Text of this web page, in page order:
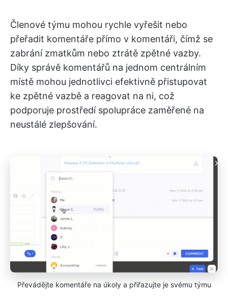
Členové týmu mohou rychle vyřešit nebo
přeřadit komentáře přímo v komentáři, čímž se
zabrání zmatkům nebo ztrátě zpětné vazby.
Díky správě komentářů na jednom centrálním
místě mohou jednotlivci efektivně přistupovat
ke zpětné vazbě a reagovat na ni, což
podporuje prostředí spolupráce zaměřené na
neustálé zlepšování.
Převádějte komentáře na úkoly a přiřazujte je svému týmu